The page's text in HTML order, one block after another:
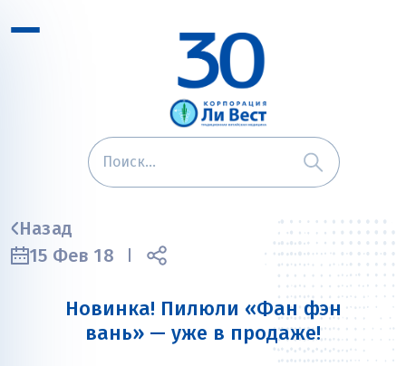
Назад
15 Фев 18
Новинка! Пилюли «Фан фэн
вань» — уже в продаже!